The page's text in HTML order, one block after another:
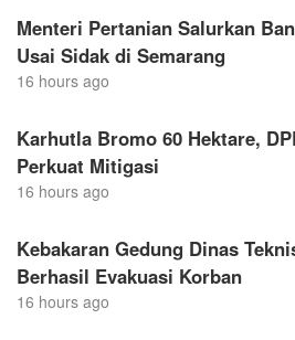
Menteri Pertanian Salurkan
Usai Sidak di Semarang
16 hours ago
Karhutla Bromo 60 Hektare,
Perkuat Mitigasi
16 hours ago
Kebakaran Gedung Dinas
Berhasil Evakuasi Korban
16 hours ago